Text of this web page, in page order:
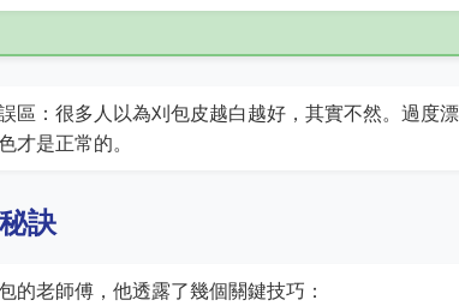
區：很多人以為刈包皮越白越好，其實不然。過度
才是正常的。
訣
的老師傅，他透露了幾個關鍵技巧：